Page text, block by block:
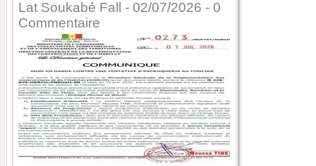
Lat Soukabé Fall - 02/07/2026 - 0
Commentaire